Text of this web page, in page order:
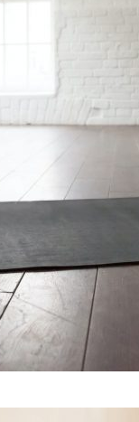
SATYA_ADMIN